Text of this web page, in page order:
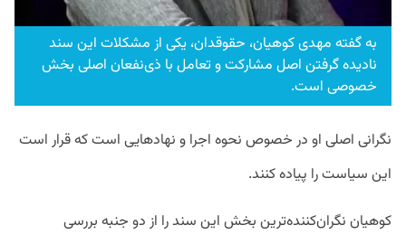
به گفته مهدی کوهیان، حقوقدان، یکی از مشکلات این سند
نادیده گرفتن اصل مشارکت و تعامل با ذی‌نفعان اصلی بخش
خصوصی است.
نگرانی اصلی او در خصوص نحوه اجرا و نهادهایی است که قرار است
این سیاست را پیاده کنند.
کوهیان نگران‌کننده‌ترین بخش این سند را از دو جنبه بررسی